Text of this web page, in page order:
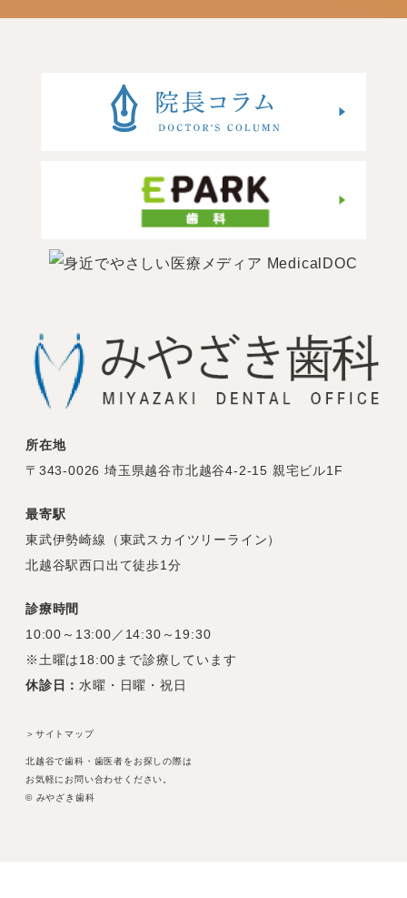
所在地
〒343-0026 埼玉県越谷市北越谷4-2-15 親宅ビル1F
最寄駅
東武伊勢崎線（東武スカイツリーライン）
北越谷駅西口出て徒歩1分
診療時間
10:00～13:00／14:30～19:30
※土曜は18:00まで診療しています
休診日：水曜・日曜・祝日
＞サイトマップ
北越谷で歯科・歯医者をお探しの際は
お気軽にお問い合わせください。
© みやざき歯科